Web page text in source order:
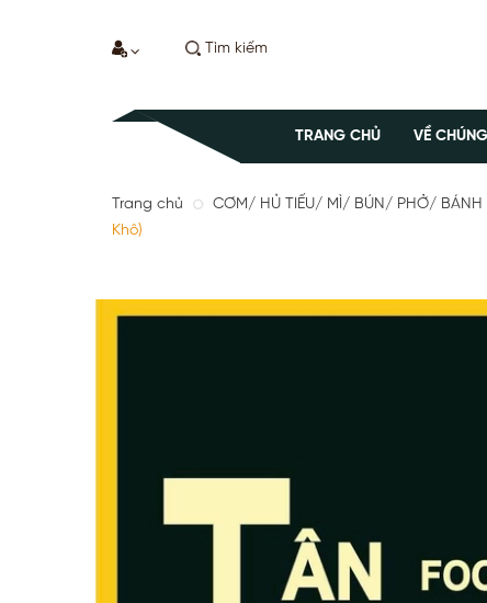
TRANG CHỦ VỀ
Trang chủ CƠM/ HỦ TIẾU/ MÌ/ BÚN/ PHỞ/
Khô)